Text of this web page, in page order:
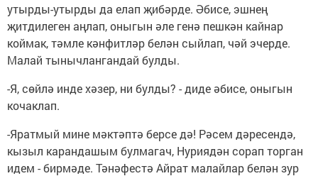
утырды-утырды да елап җибәрде. Әбисе, эшнең
җитдилеген аңлап, оныгын әле генә пешкән кайнар
коймак, тәмле кәнфитләр белән сыйлап, чәй эчерде.
Малай тынычлангандай булды.
-Я, сөйлә инде хәзер, ни булды? - диде әбисе, оныгын
кочаклап.
-Яратмый мине мәктәптә берсе дә! Рәсем дәресендә,
кызыл карандашым булмагач, Нуриядән сорап торган
идем - бирмәде. Тәнәфестә Айрат малайлар белән зур